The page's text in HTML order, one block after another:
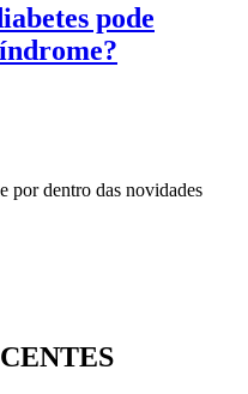
pode
por dentro das novidades